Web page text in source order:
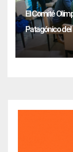
El Comité
Patagónico